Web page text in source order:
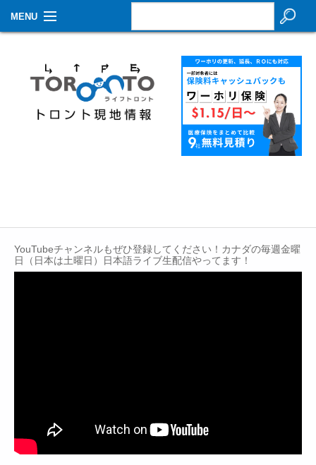
MENU
生活情報
その他
YouTubeチャンネルもぜひ登録してください！カナダの毎週金曜
日（日本は土曜日）日本語ライブ生配信やってます！